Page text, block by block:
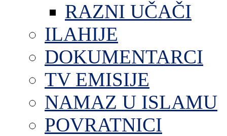
RAZNI UČAČI
ILAHIJE
DOKUMENTARCI
TV EMISIJE
NAMAZ U ISLAMU
POVRATNICI